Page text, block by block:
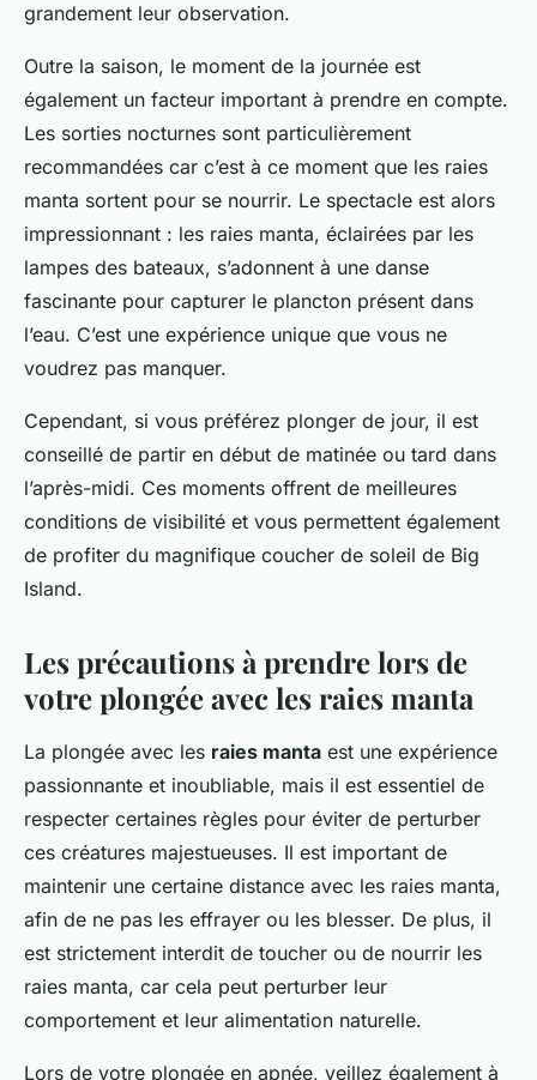
grandement leur observation.
Outre la saison, le moment de la journée est
également un facteur important à prendre en compte.
Les sorties nocturnes sont particulièrement
recommandées car c’est à ce moment que les raies
manta sortent pour se nourrir. Le spectacle est alors
impressionnant : les raies manta, éclairées par les
lampes des bateaux, s’adonnent à une danse
fascinante pour capturer le plancton présent dans
l’eau. C’est une expérience unique que vous ne
voudrez pas manquer.
Cependant, si vous préférez plonger de jour, il est
conseillé de partir en début de matinée ou tard dans
l’après-midi. Ces moments offrent de meilleures
conditions de visibilité et vous permettent également
de profiter du magnifique coucher de soleil de Big
Island.
Les précautions à prendre lors de
votre plongée avec les raies manta
La plongée avec les raies manta est une expérience
passionnante et inoubliable, mais il est essentiel de
respecter certaines règles pour éviter de perturber
ces créatures majestueuses. Il est important de
maintenir une certaine distance avec les raies manta,
afin de ne pas les effrayer ou les blesser. De plus, il
est strictement interdit de toucher ou de nourrir les
raies manta, car cela peut perturber leur
comportement et leur alimentation naturelle.
Lors de votre plongée en apnée, veillez également à